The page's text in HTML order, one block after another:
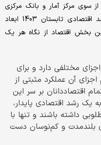
سوی مرکز آمار و بانک مرکزی
اختلاف وجود دارد، این اختلاف در رشد اقتصادی تابستان 1403 ابعاد
بخش اقتصاد از نگاه هر یک
مختلفی دارد و برای
آن عملکرد مثبتی از
اقتصاددانان بر سر این
یک رشد اقتصادی پایدار،
داشته باشند و تنها با
بلندمدت و کم‌نوسان دست